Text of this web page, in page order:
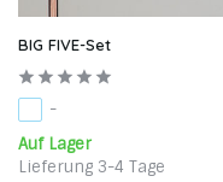
BIG FIVE-Set
-
Auf Lager
Lieferung 3-4 Tage